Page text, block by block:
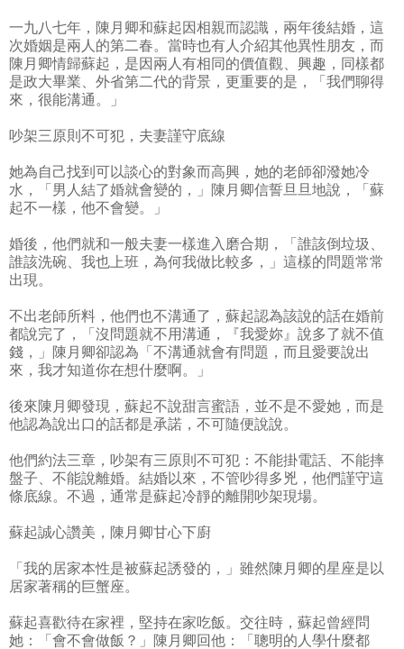
一九八七年，陳月卿和蘇起因相親而認識，兩年後結婚，這
次婚姻是兩人的第二春。當時也有人介紹其他異性朋友，而
陳月卿情歸蘇起，是因兩人有相同的價值觀、興趣，同樣都
是政大畢業、外省第二代的背景，更重要的是，「我們聊得
來，很能溝通。」
吵架三原則不可犯，夫妻謹守底線
她為自己找到可以談心的對象而高興，她的老師卻潑她冷
水，「男人結了婚就會變的，」陳月卿信誓旦旦地說，「蘇
起不一樣，他不會變。」
婚後，他們就和一般夫妻一樣進入磨合期，「誰該倒垃圾、
誰該洗碗、我也上班，為何我做比較多，」這樣的問題常常
出現。
不出老師所料，他們也不溝通了，蘇起認為該說的話在婚前
都說完了，「沒問題就不用溝通，『我愛妳』說多了就不值
錢，」陳月卿卻認為「不溝通就會有問題，而且愛要說出
來，我才知道你在想什麼啊。」
後來陳月卿發現，蘇起不說甜言蜜語，並不是不愛她，而是
他認為說出口的話都是承諾，不可隨便說說。
他們約法三章，吵架有三原則不可犯：不能掛電話、不能摔
盤子、不能說離婚。結婚以來，不管吵得多兇，他們謹守這
條底線。不過，通常是蘇起冷靜的離開吵架現場。
蘇起誠心讚美，陳月卿甘心下廚
「我的居家本性是被蘇起誘發的，」雖然陳月卿的星座是以
居家著稱的巨蟹座。
蘇起喜歡待在家裡，堅持在家吃飯。交往時，蘇起曾經問
她：「會不會做飯？」陳月卿回他：「聰明的人學什麼都